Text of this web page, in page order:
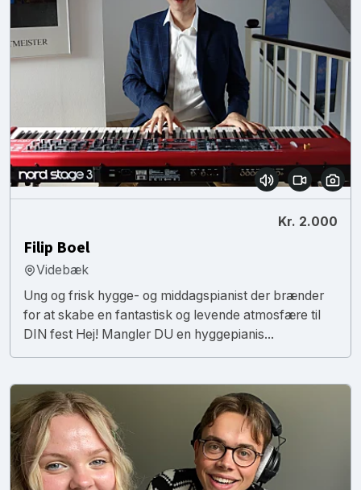
Kr. 2.000
Filip Boel
Videbæk
Ung og frisk hygge- og middagspianist der brænder
for at skabe en fantastisk og levende atmosfære til
DIN fest Hej! Mangler DU en hyggepianis...